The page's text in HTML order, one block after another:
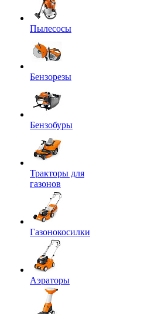
Пылесосы
Бензорезы
Бензобуры
Тракторы для
газонов
Газонокосилки
Аэраторы